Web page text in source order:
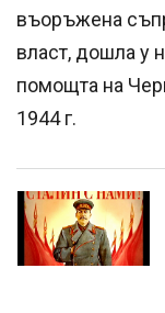
въоръжена
власт, дошла у
помощта на
1944 г.